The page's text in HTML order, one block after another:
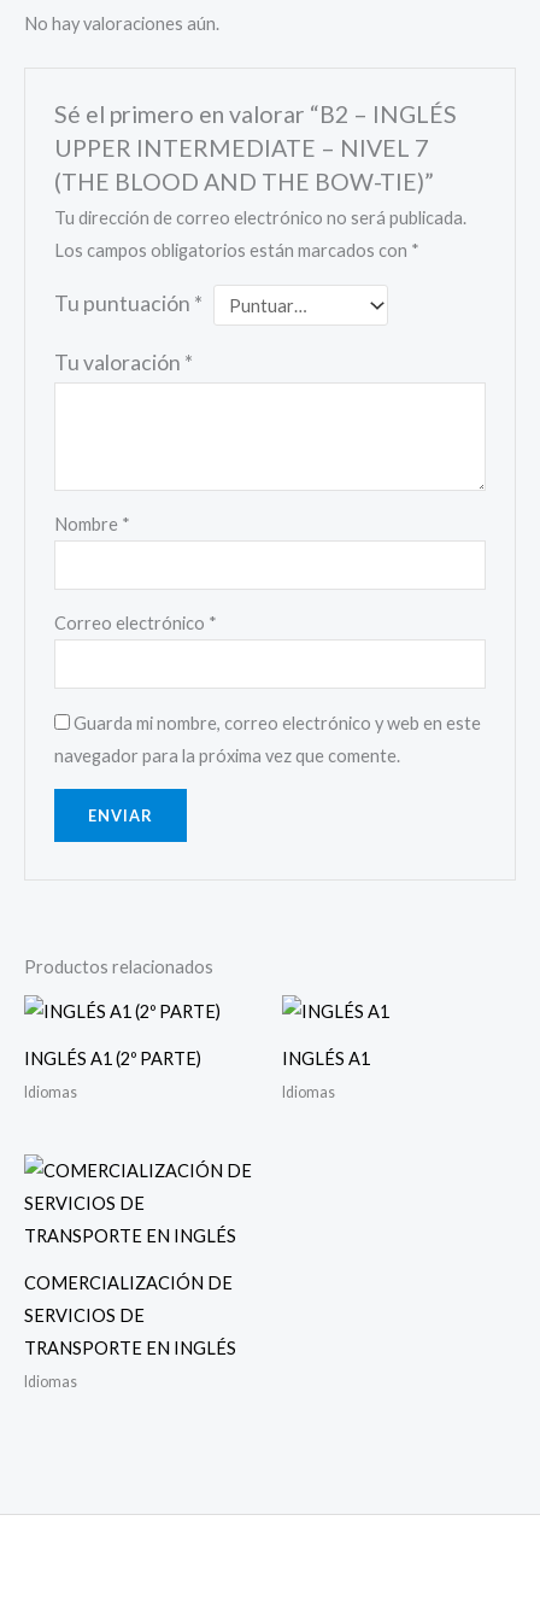
No hay valoraciones aún.
Sé el primero en valorar “B2 – INGLÉS
UPPER INTERMEDIATE – NIVEL 7
(THE BLOOD AND THE BOW-TIE)”
Tu dirección de correo electrónico no será publicada.
Los campos obligatorios están marcados con *
Tu puntuación *
Tu valoración *
Nombre *
Correo electrónico *
Guarda mi nombre, correo electrónico y web en este
navegador para la próxima vez que comente.
Productos relacionados
INGLÉS A1 (2º PARTE)
Idiomas
INGLÉS A1
Idiomas
COMERCIALIZACIÓN DE
SERVICIOS DE
TRANSPORTE EN INGLÉS
Idiomas